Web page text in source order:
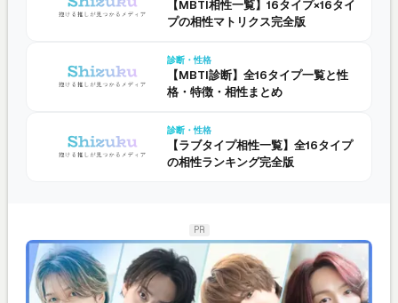
【MBTI相性一覧】16タイプ×16タイ
プの相性マトリクス完全版
診断・性格
【MBTI診断】全16タイプ一覧と性
格・特徴・相性まとめ
診断・性格
【ラブタイプ相性一覧】全16タイプ
の相性ランキング完全版
PR